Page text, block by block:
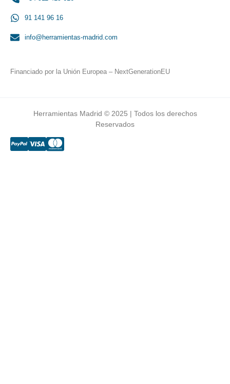
91 141 96 16
info@herramientas-madrid.com
Financiado por la Unión Europea – NextGenerationEU
Herramientas Madrid © 2025 | Todos los derechos
Reservados